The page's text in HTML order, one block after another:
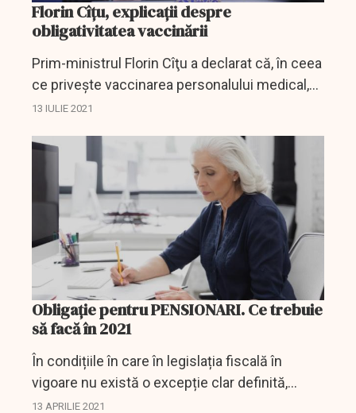
Florin Cîțu, explicații despre
obligativitatea vaccinării
Prim-ministrul Florin Cîţu a declarat că, în ceea
ce priveşte vaccinarea personalului medical,
există propunerea ca cei care nu doresc să se
13 IULIE 2021
Obligație pentru PENSIONARI. Ce trebuie
să facă în 2021
În condițiile în care în legislația fiscală în
vigoare nu există o excepție clar definită,
declarația unică trebuie depusă de toate
13 APRILIE 2021